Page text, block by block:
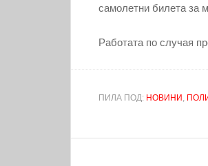
самолетни билета за
Работата по случая
ПИЛА ПОД: НОВИНИ ,